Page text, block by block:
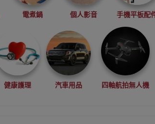
電煮鍋 個人影音 手機平板配
健康護理 汽車用品 四軸航拍無人機